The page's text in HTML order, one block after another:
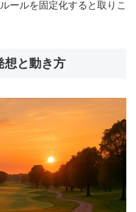
ールを固定化すると取りこ
想と動き方